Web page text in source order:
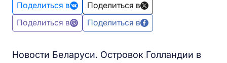
Поделиться в
Поделиться в
Поделиться в
Поделиться в
Новости Беларуси. Островок Голландии в